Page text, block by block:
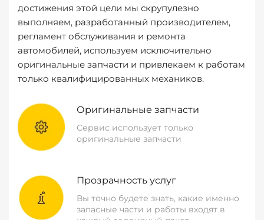
достижения этой цели мы скрупулезно
выполняем, разработанный производителем,
регламент обслуживания и ремонта
автомобилей, используем исключительно
оригинальные запчасти и привлекаем к работам
только квалифицированных механиков.
Оригинальные запчасти
Сервис использует только
оригинальные запчасти
Прозрачность услуг
Вы точно будете знать, какие именно
запасные части и работы входят в